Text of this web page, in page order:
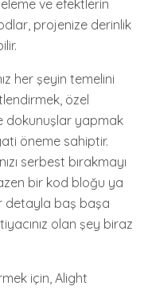
ve efektlerin
projenize derinlik
her şeyin temelini
özel
dokunuşlar yapmak
öneme sahiptir.
serbest bırakmayı
bir kod bloğu ya
detayla baş başa
olan şey biraz
için, Alight